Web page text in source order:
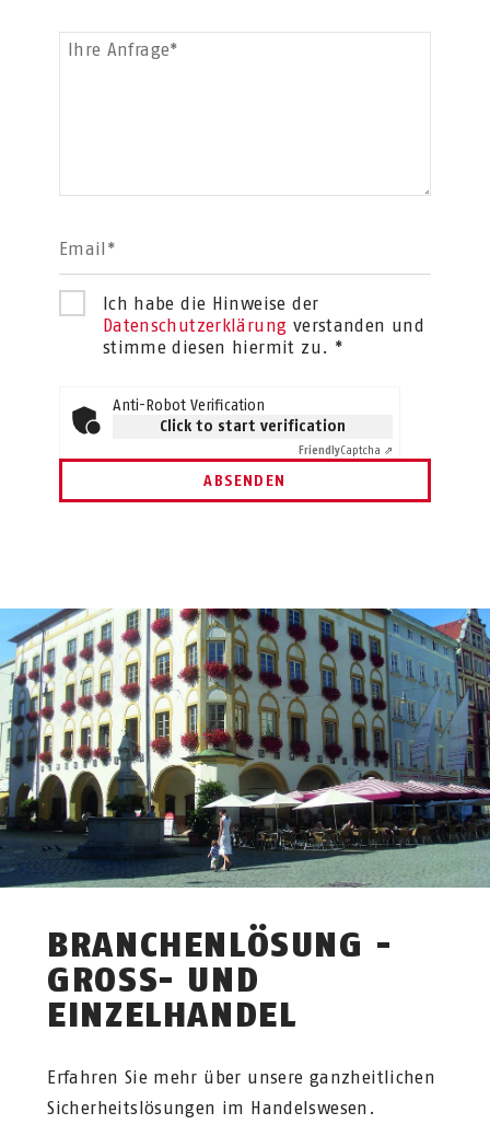
Ihre Anfrage*
Email*
Ich habe die Hinweise der
Datenschutzerklärung verstanden und
stimme diesen hiermit zu. *
Anti-Robot Verification
Click to start verification
FriendlyCaptcha ⇗
ABSENDEN
BRANCHENLÖSUNG -
GROSS- UND E
INZELHANDEL
Erfahren Sie mehr über unsere ganzheitlichen
Sicherheitslösungen im Handelswesen.